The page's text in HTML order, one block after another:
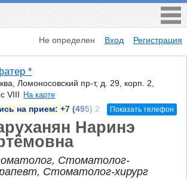
Не определен Вход Регистрация
*
Ломоносовский пр-т, д. 29, корп. 2,
VIII На карте
на прием: +7 (495) 2 Показать телефон
Наринэ
Стоматолог-
Стоматолог-хирург